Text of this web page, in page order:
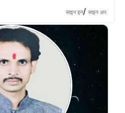
साइन इन/ साइन अप